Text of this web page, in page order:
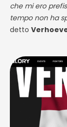
che mi ero
tempo non ha
detto